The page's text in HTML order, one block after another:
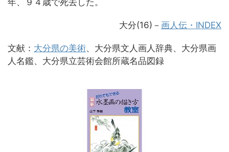
大分(16)－ 画人伝・INDEX
文献： 大分県の美術、大分県文人画人辞典、大分県画
人名鑑、大分県立芸術会館所蔵名品図録